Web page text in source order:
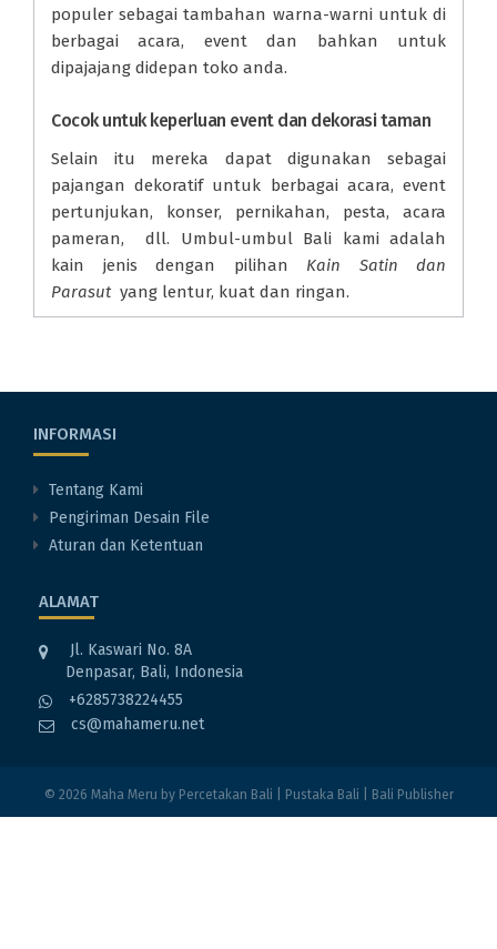
populer sebagai tambahan warna-warni untuk di
berbagai acara, event dan bahkan untuk
dipajajang didepan toko anda.
Cocok untuk keperluan event dan dekorasi taman
Selain itu mereka dapat digunakan sebagai
pajangan dekoratif untuk berbagai acara, event
pertunjukan, konser, pernikahan, pesta, acara
pameran, dll. Umbul-umbul Bali kami adalah
kain jenis dengan pilihan Kain Satin dan
Parasut yang lentur, kuat dan ringan.
INFORMASI
Tentang Kami
Pengiriman Desain File
Aturan dan Ketentuan
ALAMAT
Jl. Kaswari No. 8A
Denpasar, Bali, Indonesia
+6285738224455
cs@mahameru.net
© 2026 Maha Meru by Percetakan Bali Pustaka Bali Bali Publisher